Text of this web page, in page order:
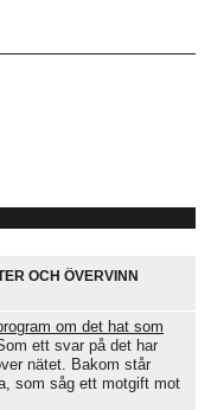
OCH ÖVERVINN
om det hat som
Som ett svar på det har
nätet. Bakom står
som såg ett motgift mot